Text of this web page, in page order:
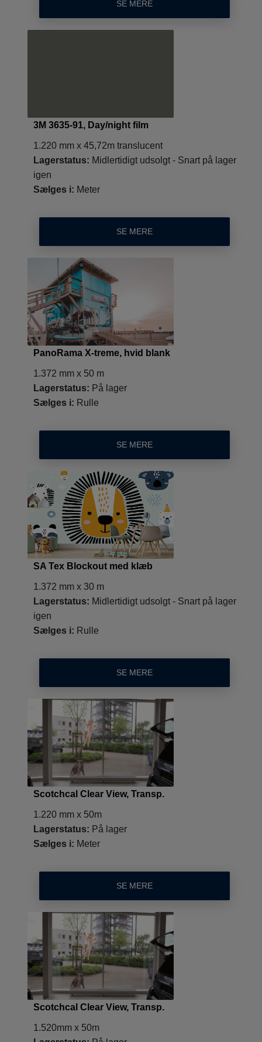
SE MERE
3M 3635-91, Day/night film
1.220 mm x 45,72m translucent
Lagerstatus: Midlertidigt udsolgt - Snart på lager
igen
Sælges i: Meter
SE MERE
PanoRama X-treme, hvid blank
1.372 mm x 50 m
Lagerstatus: På lager
Sælges i: Rulle
SE MERE
SA Tex Blockout med klæb
1.372 mm x 30 m
Lagerstatus: Midlertidigt udsolgt - Snart på lager
igen
Sælges i: Rulle
SE MERE
Scotchcal Clear View, Transp.
1.220 mm x 50m
Lagerstatus: På lager
Sælges i: Meter
SE MERE
Scotchcal Clear View, Transp.
1.520mm x 50m